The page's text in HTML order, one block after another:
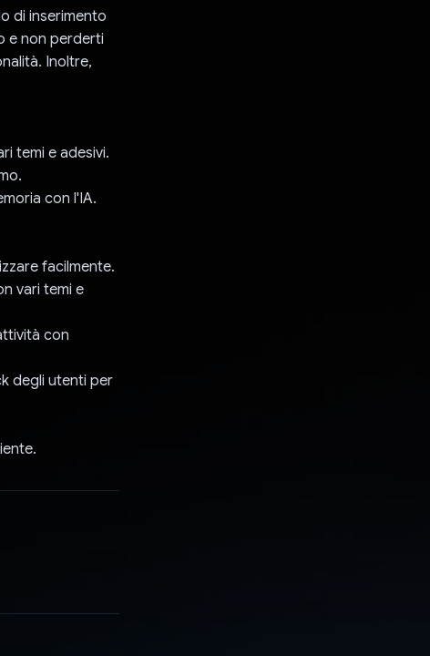
di inserimento
e non perderti
Inoltre,
temi e adesivi.
con l'IA.
facilmente.
vari temi e
con
degli utenti per